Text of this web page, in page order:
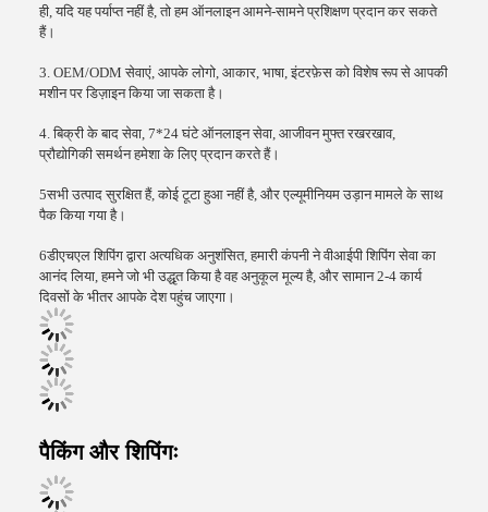
ही, यदि यह पर्याप्त नहीं है, तो हम ऑनलाइन आमने-सामने प्रशिक्षण प्रदान कर सकते
हैं।
3. OEM/ODM सेवाएं, आपके लोगो, आकार, भाषा, इंटरफ़ेस को विशेष रूप से आपकी
मशीन पर डिज़ाइन किया जा सकता है।
4. बिक्री के बाद सेवा, 7*24 घंटे ऑनलाइन सेवा, आजीवन मुफ्त रखरखाव,
प्रौद्योगिकी समर्थन हमेशा के लिए प्रदान करते हैं।
5सभी उत्पाद सुरक्षित हैं, कोई टूटा हुआ नहीं है, और एल्यूमीनियम उड़ान मामले के साथ
पैक किया गया है।
6डीएचएल शिपिंग द्वारा अत्यधिक अनुशंसित, हमारी कंपनी ने वीआईपी शिपिंग सेवा का
आनंद लिया, हमने जो भी उद्धृत किया है वह अनुकूल मूल्य है, और सामान 2-4 कार्य
दिवसों के भीतर आपके देश पहुंच जाएगा।
पैकिंग और शिपिंगः